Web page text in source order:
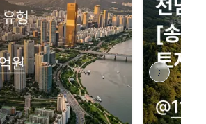
이버 지도 연결 안내
이 원활하지 않아 지도를 불러올 수 없습니다.
에 불편을 드려 죄송합니다.
다시 시도